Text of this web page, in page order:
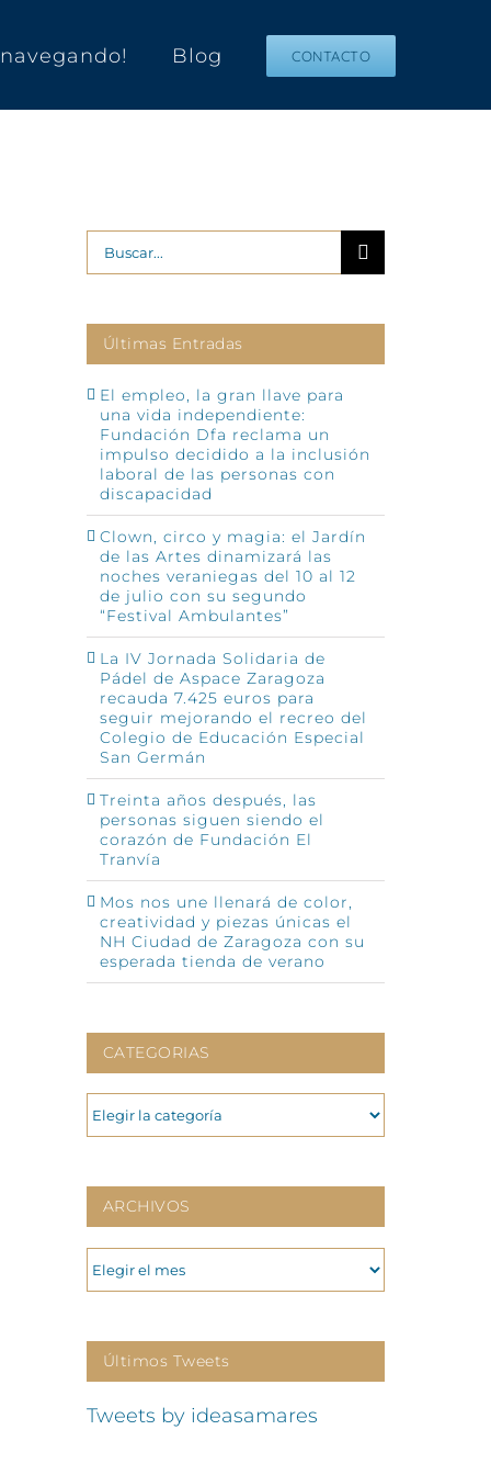
navegando! Blog CONTACTO
Buscar:
Últimas Entradas
El empleo, la gran llave para
una vida independiente:
Fundación Dfa reclama un
impulso decidido a la inclusión
laboral de las personas con
discapacidad
Clown, circo y magia: el Jardín
de las Artes dinamizará las
noches veraniegas del 10 al 12
de julio con su segundo
“Festival Ambulantes”
La IV Jornada Solidaria de
Pádel de Aspace Zaragoza
recauda 7.425 euros para
seguir mejorando el recreo del
Colegio de Educación Especial
San Germán
Treinta años después, las
personas siguen siendo el
corazón de Fundación El
Tranvía
Mos nos une llenará de color,
creatividad y piezas únicas el
NH Ciudad de Zaragoza con su
esperada tienda de verano
CATEGORIAS
CATEGORIAS
ARCHIVOS
ARCHIVOS
Últimos Tweets
Tweets by ideasamares